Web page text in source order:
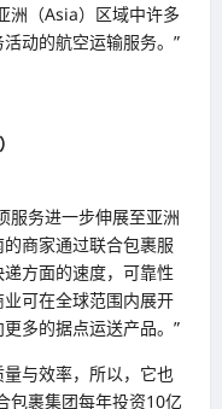
洲（Asia）区域中许多
动的航空运输服务。”
服务进一步伸展至亚洲
商家通过联合包裹服
方面的速度，可靠性
可在全球范围内展开
多的据点运送产品。”
与效率，所以，它也
包裹集团每年投资10亿